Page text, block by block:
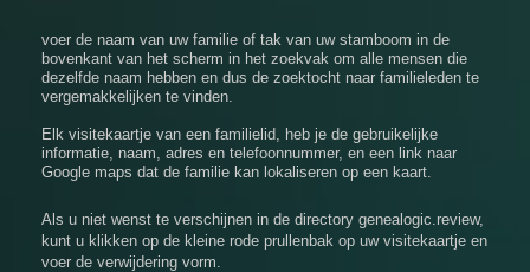
voer de naam van uw familie of tak van uw stamboom in de
bovenkant van het scherm in het zoekvak om alle mensen die
dezelfde naam hebben en dus de zoektocht naar familieleden te
vergemakkelijken te vinden.
Elk visitekaartje van een familielid, heb je de gebruikelijke
informatie, naam, adres en telefoonnummer, en een link naar
Google maps dat de familie kan lokaliseren op een kaart.
Als u niet wenst te verschijnen in de directory genealogic.review,
kunt u klikken op de kleine rode prullenbak op uw visitekaartje en
voer de verwijdering vorm.